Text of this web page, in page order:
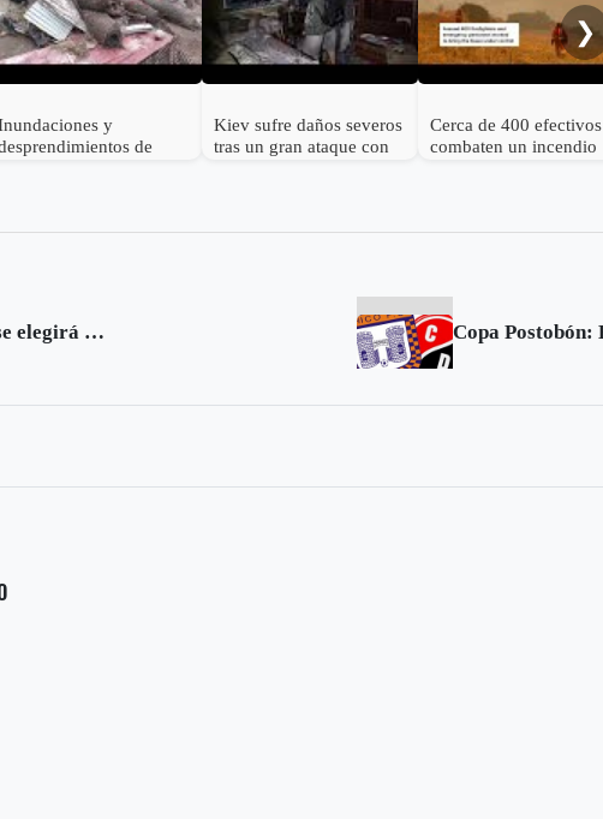
y
de
Kiev sufre daños severos
tras un gran ataque con
Cerca de 400 efectivos
combaten un incendio
❯
En noviembre se elegirá nuevo alcalde en Santana